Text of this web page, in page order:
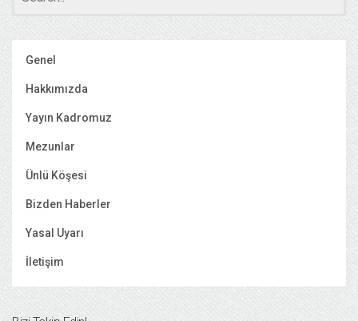
Genel
Hakkımızda
Yayın Kadromuz
Mezunlar
Ünlü Köşesi
Bizden Haberler
Yasal Uyarı
İletişim